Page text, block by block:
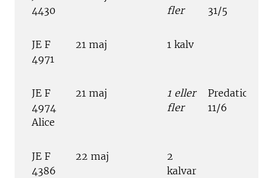
4430
fler
31/5
JE F
4971
21 maj 1 kalv
JE F
4974
Alice
21 maj
1 eller
fler
Predation
11/6
JE F
4386
22 maj
2
kalvar